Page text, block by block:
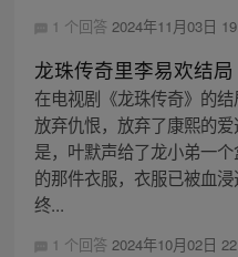
1 个回答 2024年11月03日
龙珠传奇里李易欢结局
在电视剧《龙珠传奇》的结
放弃仇恨，放弃了康熙的
是，叶默声给了龙小弟一
的那件衣服，衣服已被血
终...
1 个回答 2024年10月02日